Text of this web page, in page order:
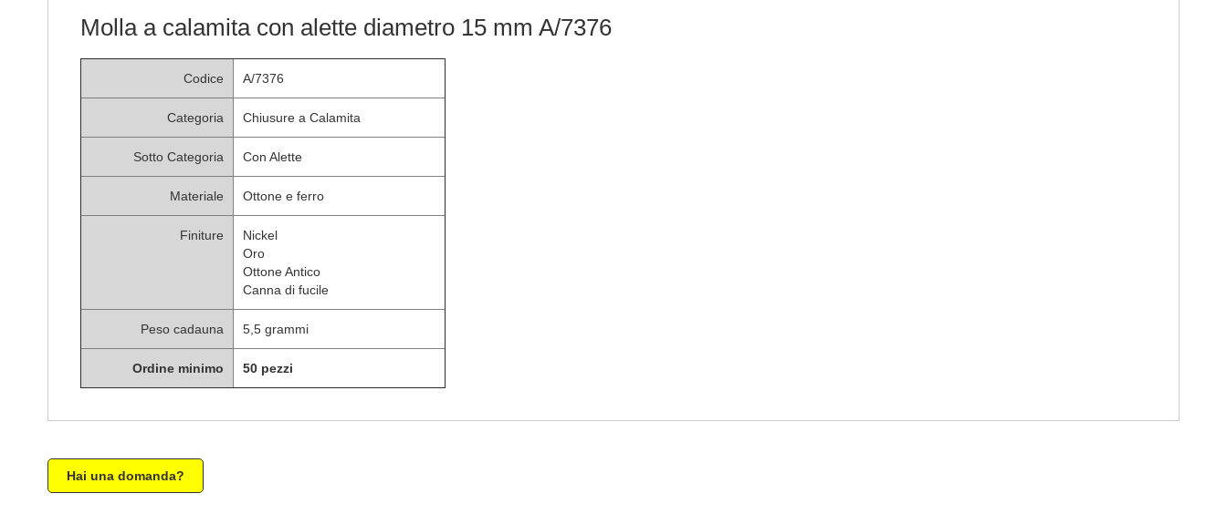
Molla a calamita con alette diametro 15 mm A/7376
Codice A/7376
Categoria Chiusure a Calamita
Sotto Categoria Con Alette
Materiale Ottone e ferro
Finiture
Nickel
Oro
Ottone Antico
Canna di fucile
Peso cadauna 5,5 grammi
Ordine minimo 50 pezzi
Hai una domanda?